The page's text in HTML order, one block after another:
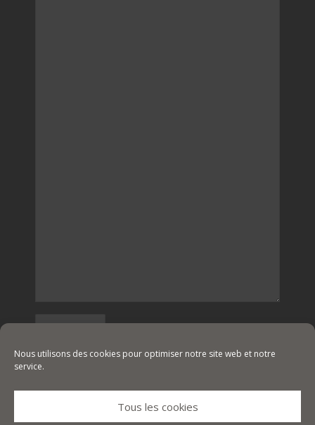
Nous utilisons des cookies pour optimiser notre site web et notre
service.
Tous les cookies